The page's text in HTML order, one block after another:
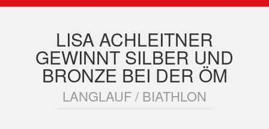
LISA ACHLEITNER
GEWINNT SILBER UND
BRONZE BEI DER ÖM
LANGLAUF / BIATHLON